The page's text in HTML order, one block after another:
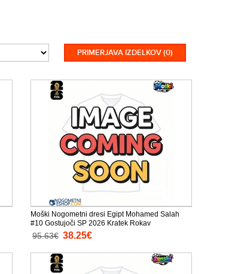
PRIMERJAVA IZDELKOV (0)
Moški Nogometni dresi Egipt Mohamed Salah
#10 Gostujoči SP 2026 Kratek Rokav
95.63€ 38.25€